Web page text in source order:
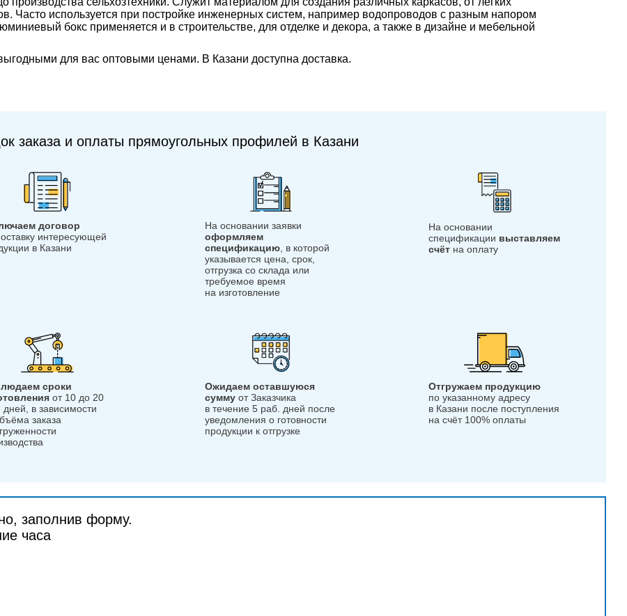
Часто используется при постройке инженерных систем, например водопроводов с разным напором
бокс применяется и в строительстве, для отделке и декора, а также в дизайне и мебельной
для вас оптовыми ценами. В Казани доступна доставка.
заказа и оплаты прямоугольных профилей в Казани
договор
интересующей
в Казани
На основании заявки
оформляем
спецификацию, в которой
указывается цена, срок,
отгрузка со склада или
требуемое время
на изготовление
На основании
спецификации выставляем
счётна оплату
сроки
от 10 до 20
дней, в зависимости
заказа
Ожидаем оставшуюся
суммуот Заказчика
в течение 5 раб. дней после
уведомления о готовности
продукции к отгрузке
Отгружаем продукцию
по указанному адресу
в Казани после поступления
на счёт 100% оплаты
заполнив форму.
часа